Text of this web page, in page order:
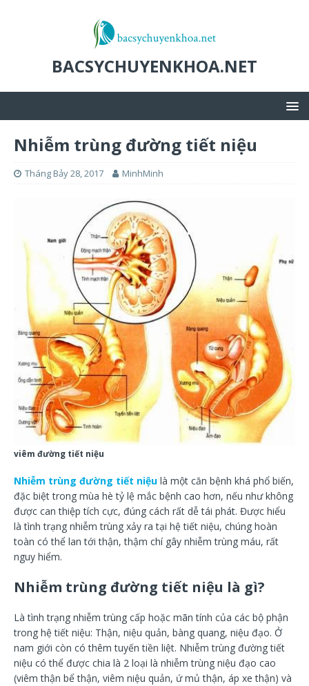
BACSYCHUYENKHOA.NET
Nhiễm trùng đường tiết niệu
Tháng Bảy 28, 2017 MinhMinh
viêm đường tiết niệu
Nhiễm trùng đường tiết niệu là một căn bệnh khá phổ biến,
đặc biệt trong mùa hè tỷ lệ mắc bệnh cao hơn, nếu như không
được can thiệp tích cực, đúng cách rất dễ tái phát. Được hiểu
là tình trạng nhiễm trùng xảy ra tại hệ tiết niệu, chúng hoàn
toàn có thể lan tới thận, thậm chí gây nhiễm trùng máu, rất
nguy hiểm.
Nhiễm trùng đường tiết niệu là gì?
Là tình trạng nhiễm trùng cấp hoặc mãn tính của các bộ phận
trong hệ tiết niệu: Thận, niệu quản, bàng quang, niệu đạo. Ở
nam giới còn có thêm tuyến tiền liệt. Nhiễm trùng đường tiết
niệu có thể được chia là 2 loại là nhiễm trùng niệu đạo cao
(viêm thận bể thận, viêm niệu quản, ứ mủ thận, áp xe thận) và